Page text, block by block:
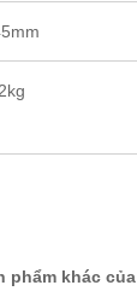
phẩm khác của